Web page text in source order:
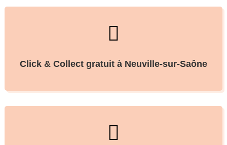

Click & Collect gratuit à Neuville-sur-Saône
